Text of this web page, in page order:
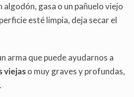
algodón, gasa o un pañuelo viejo
esté limpia, deja secar el
arma que puede ayudarnos a
viejaso muy graves y profundas,